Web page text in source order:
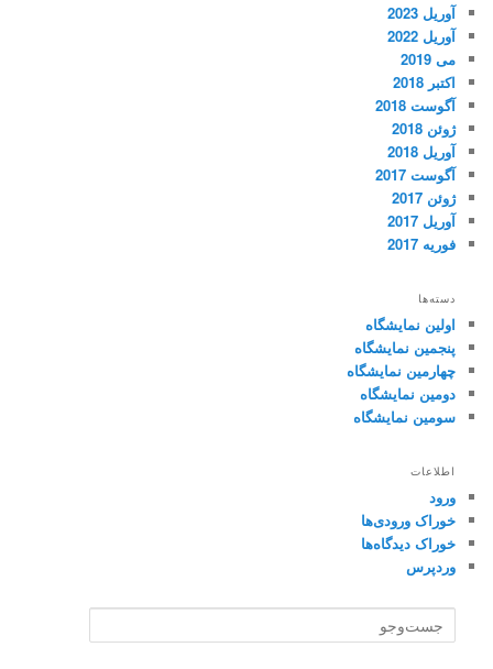
آوریل 2023
آوریل 2022
می 2019
اکتبر 2018
آگوست 2018
ژوئن 2018
آوریل 2018
آگوست 2017
ژوئن 2017
آوریل 2017
فوریه 2017
دسته‌ها
اولین نمایشگاه
پنجمین نمایشگاه
چهارمین نمایشگاه
دومین نمایشگاه
سومین نمایشگاه
اطلاعات
ورود
خوراک ورودی‌ها
خوراک دیدگاه‌ها
وردپرس
س